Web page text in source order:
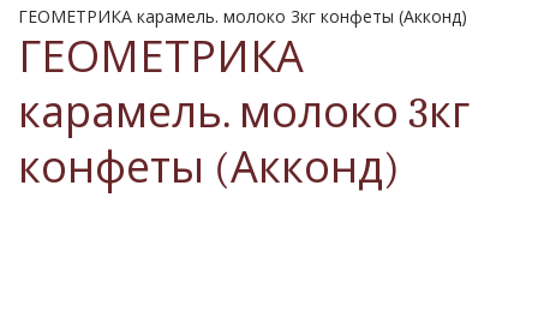
ГЕОМЕТРИКА карамель. молоко 3кг конфеты (Акконд)
ГЕОМЕТРИКА
карамель. молоко 3кг
конфеты (Акконд)